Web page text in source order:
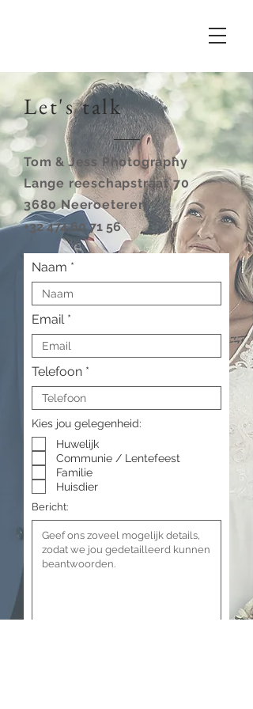
Let's talk
Tom & Jess Photography
Lange reeschapstraat 70
3680 Neeroeteren
+32 474 60 71 56
Naam
Email
Telefoon
Kies jou gelegenheid:
Huwelijk
Communie / Lentefeest
Familie
Huisdier
Bericht: